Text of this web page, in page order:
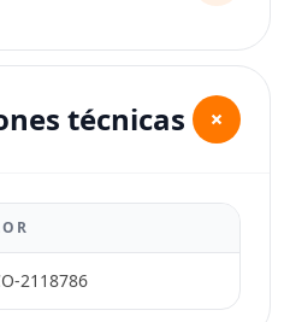
técnicas +
2118786